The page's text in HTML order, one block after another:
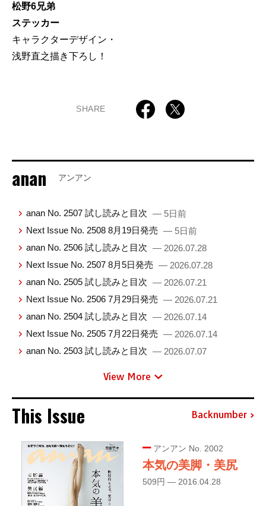
松野6兄弟
ステッカー
キャラクターデザイン・
浅野直之描き下ろし！
SHARE
anan アンアン
anan No. 2507 試し読みと目次 — 5日前
Next Issue No. 2508 8月19日発売 — 5日前
anan No. 2506 試し読みと目次 — 2026.07.28
Next Issue No. 2507 8月5日発売 — 2026.07.28
anan No. 2505 試し読みと目次 — 2026.07.21
Next Issue No. 2506 7月29日発売 — 2026.07.21
anan No. 2504 試し読みと目次 — 2026.07.14
Next Issue No. 2505 7月22日発売 — 2026.07.14
anan No. 2503 試し読みと目次 — 2026.07.07
View More
This Issue Backnumber
アンアン No. 2002
本気の美脚・美尻
509円 — 2016.04.28